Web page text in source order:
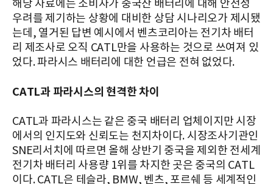
해당 자료에는 소비자가 중국산 배터리에 대해 안전성
우려를 제기하는 상황에 대비한 상담 시나리오가 제시됐
는데, 열거된 답변 예시에서 벤츠코리아는 전기차 배터
리 제조사로 오직 CATL만을 사용하는 것으로 쓰여져 있
었다. 파라시스 배터리에 대한 언급은 전혀 없었다.
CATL과 파라시스의 현격한 차이
CATL과 파라시스는 같은 중국 배터리 업체이지만 시장
에서의 인지도와 신뢰도는 천지차이다. 시장조사기관인
SNE리서치에 따르면 올해 상반기 중국을 제외한 전세계
전기차 배터리 사용량 1위를 차지한 곳은 중국의 CATL
이다. CATL은 테슬라, BMW, 벤츠, 포르쉐 등 세계적인